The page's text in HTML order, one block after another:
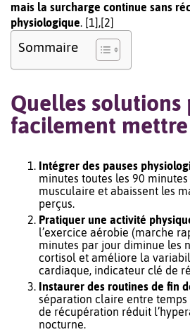
mais la surcharge continue sans
physiologique. [1],[2]
Sommaire
Quelles solutions
facilement
Intégrer des pauses
minutes toutes les 90
musculaire et abaissent les
perçus.
Pratiquer une activité
l’exercice aérobie (marche
minutes par jour diminue les
cortisol et améliore la
cardiaque, indicateur clé de
Instaurer des routines de fin
séparation claire entre
de récupération réduit
nocturne.